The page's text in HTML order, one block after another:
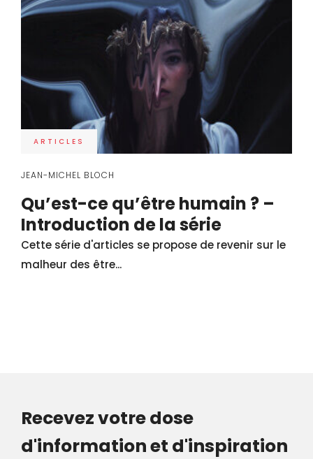
ARTICLES
JEAN-MICHEL BLOCH
Qu’est-ce qu’être humain ? –
Introduction de la série
Cette série d'articles se propose de revenir sur le
malheur des être...
Recevez votre dose
d'information et d'inspiration